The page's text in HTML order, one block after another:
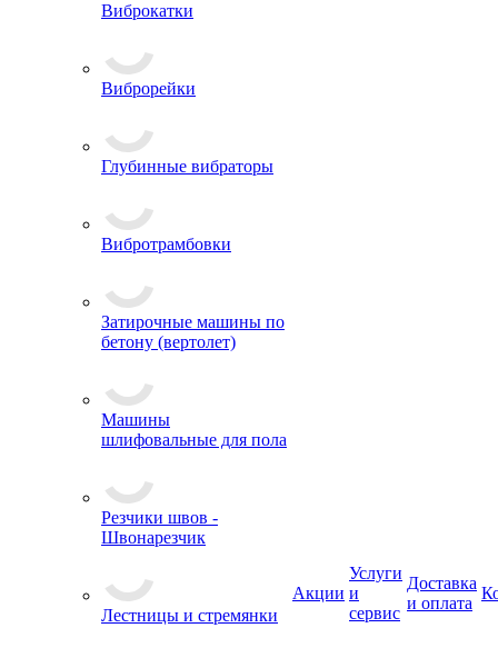
Виброкатки
Виброрейки
Глубинные вибраторы
Вибротрамбовки
Затирочные машины по
бетону (вертолет)
Машины
шлифовальные для пола
Резчики швов -
Швонарезчик
Лестницы и стремянки
Акции
Услуги
и
сервис
Доставка
и оплата